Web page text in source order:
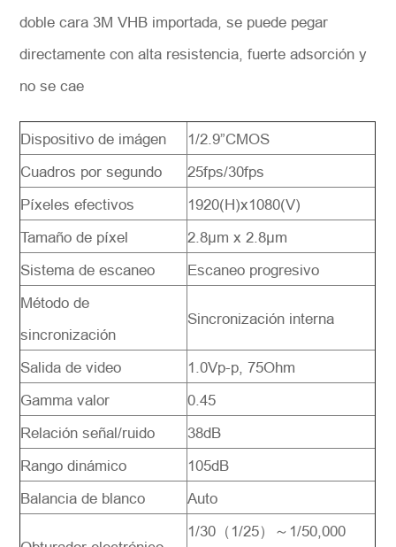
Descripción*
Solicitar
doble cara 3M VHB importada, se puede pegar
directamente con alta resistencia, fuerte adsorción y
no se cae
Dispositivo de imágen
1/2.9”CMOS
Cuadros por segundo
25fps/30fps
Píxeles efectivos
1920(H)x1080(V)
Tamaño de píxel
2.8μm x 2.8μm
Sistema de escaneo
Escaneo progresivo
Método de
sincronización
Sincronización interna
Salida de video
1.0Vp-p, 75Ohm
Gamma valor
0.45
Relación señal/ruido
38dB
Rango dinámico
105dB
Balancia de blanco
Auto
1/30（1/25）～1/50,000